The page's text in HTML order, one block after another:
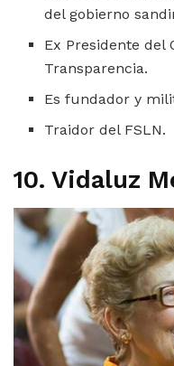
del gobierno
Ex Presidente del
Transparencia.
Es fundador y
Traidor del FSLN.
10. Vidaluz